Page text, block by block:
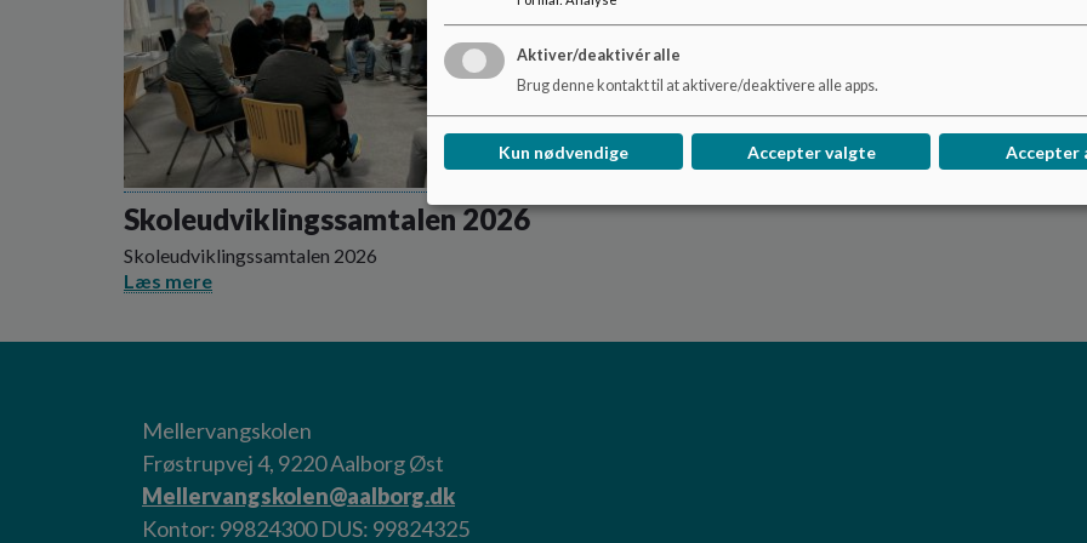
Skoleudviklingssamtalen 2026
Skoleudviklingssamtalen 2026
Læs mere
Mellervangskolen
Frøstrupvej 4, 9220 Aalborg Øst
Mellervangskolen@aalborg.dk
Kontor: 99824300 DUS: 99824325
Aktiver/deaktivér alle
Brug denne kontakt til at aktivere/deaktivere alle apps.
Kun nødvendige Accepter valgte Accepter